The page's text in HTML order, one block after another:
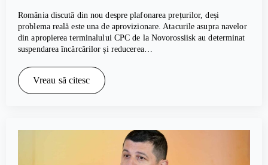
România discută din nou despre plafonarea prețurilor, deși
problema reală este una de aprovizionare. Atacurile asupra navelor
din apropierea terminalului CPC de la Novorossiisk au determinat
suspendarea încărcărilor și reducerea…
Vreau să citesc